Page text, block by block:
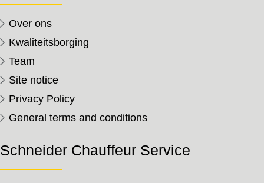
Over ons
Kwaliteitsborging
Team
Site notice
Privacy Policy
General terms and conditions
Schneider Chauffeur Service